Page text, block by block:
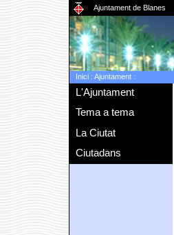
Ajuntament de Blanes
Inici: Ajuntament:
L'Ajuntament
Tema a tema
La Ciutat
Ciutadans